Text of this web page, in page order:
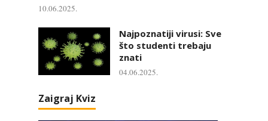
10.06.2025.
Najpoznatiji virusi: Sve
što studenti trebaju
znati
04.06.2025.
Zaigraj Kviz